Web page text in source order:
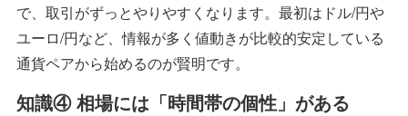
で、取引がずっとやりやすくなります。最初はドル/円や
ユーロ/円など、情報が多く値動きが比較的安定している
通貨ペアから始めるのが賢明です。
知識④ 相場には「時間帯の個性」がある